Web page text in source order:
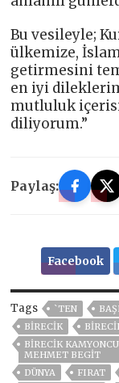
Bu vesileyle;
ülkemize,
getirmesini
en iyi
mutluluk
diliyorum.”
Paylaş:
Facebook
Tags `TEN
BİRECİK
BIRECIK
MEHMET BEGIT
DÜNYA
FIRAT